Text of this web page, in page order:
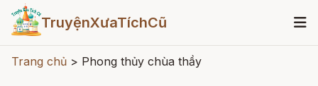
TruyệnXưaTíchCũ
Trang chủ > Phong thủy chùa thầy